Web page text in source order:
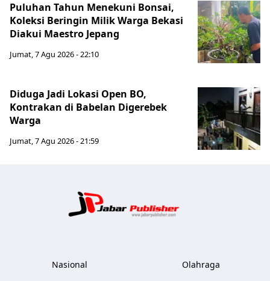
Puluhan Tahun Menekuni Bonsai,
Koleksi Beringin Milik Warga Bekasi
Diakui Maestro Jepang
Jumat, 7 Agu 2026 - 22:10
Diduga Jadi Lokasi Open BO,
Kontrakan di Babelan Digerebek
Warga
Jumat, 7 Agu 2026 - 21:59
Nasional
Olahraga